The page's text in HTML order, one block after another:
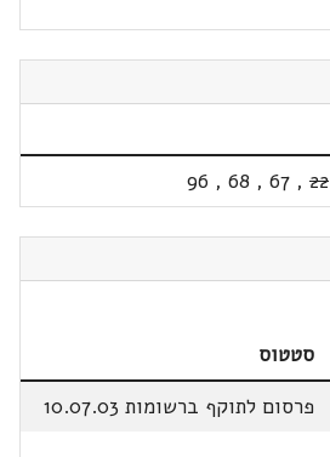
22
,
67
,
68
,
96
סטטוס
פרסום לתוקף ברשומות 10.07.03